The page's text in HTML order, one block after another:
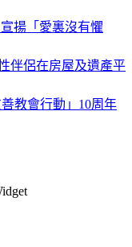
揚「愛裏沒有懼
伴侶在房屋及遺產平
教會行動」10周年